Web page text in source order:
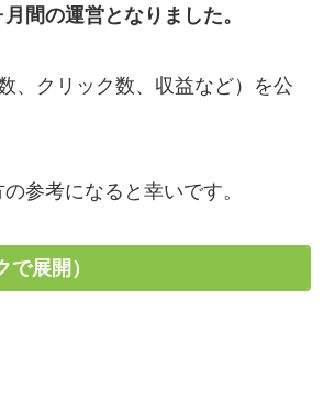
間の運営となりました。
、クリック数、収益など）を公
参考になると幸いです。
展開）